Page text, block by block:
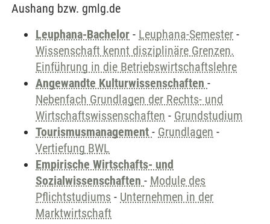
Aushang bzw. gmlg.de
Leuphana-Bachelor - Leuphana-Semester -
Wissenschaft kennt disziplinäre Grenzen.
Einführung in die Betriebswirtschaftslehre
Angewandte Kulturwissenschaften -
Nebenfach Grundlagen der Rechts- und
Wirtschaftswissenschaften - Grundstudium
Tourismusmanagement - Grundlagen -
Vertiefung BWL
Empirische Wirtschafts- und
Sozialwissenschaften - Module des
Pflichtstudiums - Unternehmen in der
Marktwirtschaft